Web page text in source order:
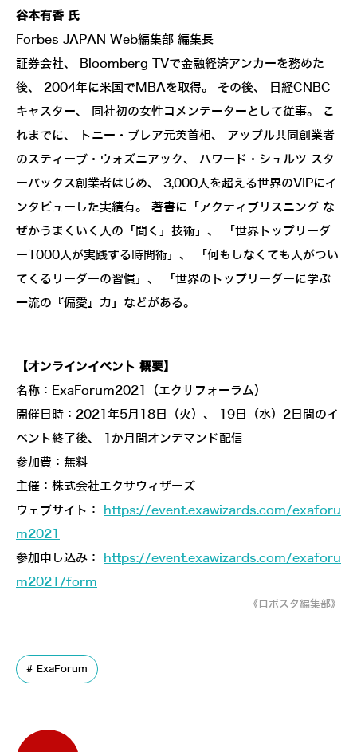
谷本有香 氏
Forbes JAPAN Web編集部 編集長
証券会社、 Bloomberg TVで金融経済アンカーを務めた
後、 2004年に米国でMBAを取得。 その後、 日経CNBC
キャスター、 同社初の女性コメンテーターとして従事。 こ
れまでに、 トニー・ブレア元英首相、 アップル共同創業者
のスティーブ・ウォズニアック、 ハワード・シュルツ スタ
ーバックス創業者はじめ、 3,000人を超える世界のVIPにイ
ンタビューした実績有。 著書に「アクティブリスニング な
ぜかうまくいく人の「聞く」技術」、 「世界トップリーダ
ー1000人が実践する時間術」、 「何もしなくても人がつい
てくるリーダーの習慣」、 「世界のトップリーダーに学ぶ
一流の『偏愛』力」などがある。
【オンラインイベント 概要】
名称：ExaForum2021（エクサフォーラム）
開催日時：2021年5月18日（火）、 19日（水）2日間のイ
ベント終了後、 1か月間オンデマンド配信
参加費：無料
主催：株式会社エクサウィザーズ
ウェブサイト：
https://event.exawizards.com/exaforu
m2021
参加申し込み：
https://event.exawizards.com/exaforu
m2021/form
《ロボスタ編集部》
ExaForum